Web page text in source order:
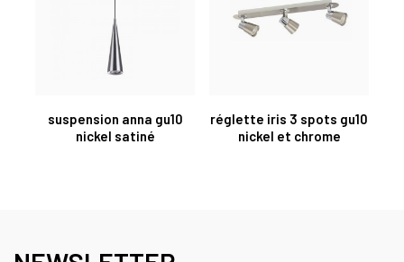
suspension anna gu10
nickel satiné
réglette iris 3 spots gu10
nickel et chrome